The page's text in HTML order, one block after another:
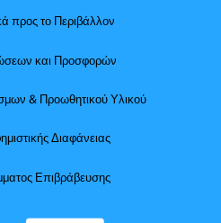
προς το Περιβάλλον
και Προσφορών
& Προωθητικού Υλικού
Διαφάνειας
Επιβράβευσης